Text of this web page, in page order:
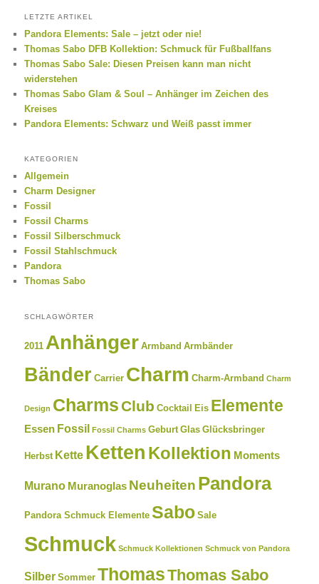
LETZTE ARTIKEL
Pandora Elements: Sale – jetzt oder nie!
Thomas Sabo DFB Kollektion: Schmuck für Fußballfans
Thomas Sabo Sale: Diesen Preisen kann man nicht
widerstehen
Thomas Sabo Glam & Soul – Anhänger im Zeichen des
Kreises
Pandora Elements: Schwarz und Weiß passt immer
KATEGORIEN
Allgemein
Charm Designer
Fossil
Fossil Charms
Fossil Silberschmuck
Fossil Stahlschmuck
Pandora
Thomas Sabo
SCHLAGWÖRTER
2011 Anhänger Armband Armbänder
Bänder Carrier Charm Charm-Armband Charm
Design CharmsClub Cocktail Eis Elemente
Essen Fossil Fossil Charms Geburt Glas Glücksbringer
Herbst Kette Ketten Kollektion Moments
Murano Muranoglas Neuheiten Pandora
Pandora Schmuck Elemente Sabo Sale
Schmuck Schmuck Kollektionen Schmuck von Pandora
Silber Sommer ThomasThomas Sabo